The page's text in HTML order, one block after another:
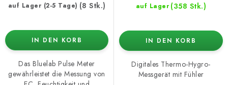
auf Lager (2-5 Tage) (8 Stk.)
IN DEN KORB
Das Bluelab Pulse Meter
gewährleistet die Messung von
auf Lager (358 Stk.)
IN DEN KORB
Digitales Thermo-Hygro-
Messgerät mit Fühler